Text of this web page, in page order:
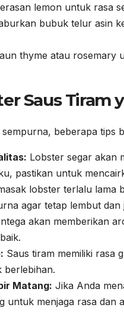
lemon untuk rasa
bubuk telur asin
thyme atau rosemary
Saus Tiram
beberapa tips
Lobster segar akan
pastikan untuk
lobster terlalu lama
agar tetap lembut dan
akan memberikan
Saus tiram memiliki rasa
berlebihan.
Matang: Jika Anda
untuk menjaga rasa dan